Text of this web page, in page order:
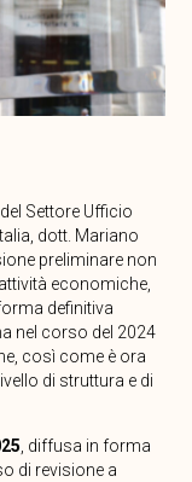
Settore Ufficio
dott. Mariano
preliminare non
economiche,
definitiva
nel corso del 2024
così come è ora
di struttura e di
, diffusa in forma
di revisione a